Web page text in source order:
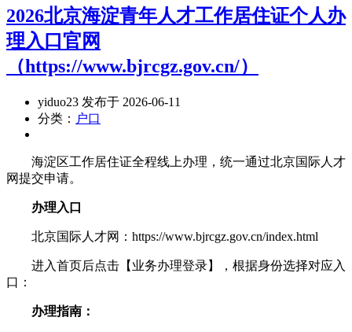
2026北京海淀青年人才工作居住证个人办
理入口官网
（https://www.bjrcgz.gov.cn/）
yiduo23 发布于 2026-06-11
分类： 户口
海淀区工作居住证全程线上办理，统一通过北京国际人才
网提交申请。
办理入口
北京国际人才网：https://www.bjrcgz.gov.cn/index.html
进入首页后点击【业务办理登录】，根据身份选择对应入
口：
办理指南：